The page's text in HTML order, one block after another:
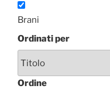
Brani
Ordinati per
Ordine